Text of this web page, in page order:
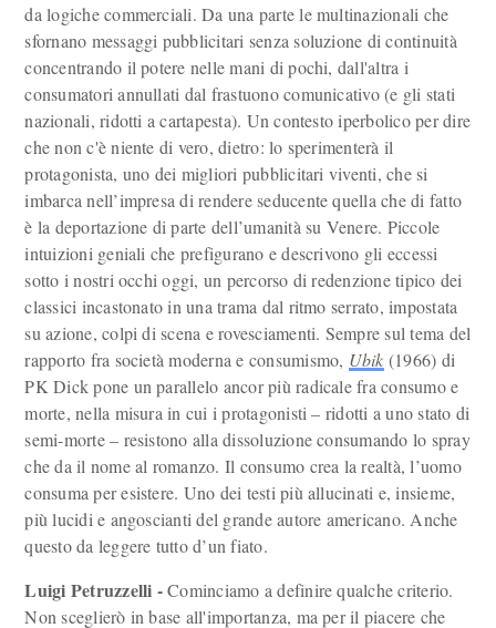
da logiche commerciali. Da una parte le multinazionali che
sfornano messaggi pubblicitari senza soluzione di continuità
concentrando il potere nelle mani di pochi, dall'altra i
consumatori annullati dal frastuono comunicativo (e gli stati
nazionali, ridotti a cartapesta). Un contesto iperbolico per dire
che non c'è niente di vero, dietro: lo sperimenterà il
protagonista, uno dei migliori pubblicitari viventi, che si
imbarca nell’impresa di rendere seducente quella che di fatto
è la deportazione di parte dell’umanità su Venere. Piccole
intuizioni geniali che prefigurano e descrivono gli eccessi
sotto i nostri occhi oggi, un percorso di redenzione tipico dei
classici incastonato in una trama dal ritmo serrato, impostata
su azione, colpi di scena e rovesciamenti. Sempre sul tema del
rapporto fra società moderna e consumismo, Ubik (1966) di
PK Dick pone un parallelo ancor più radicale fra consumo e
morte, nella misura in cui i protagonisti – ridotti a uno stato di
semi-morte – resistono alla dissoluzione consumando lo spray
che da il nome al romanzo. Il consumo crea la realtà, l’uomo
consuma per esistere. Uno dei testi più allucinati e, insieme,
più lucidi e angoscianti del grande autore americano. Anche
questo da leggere tutto d’un fiato.
Luigi Petruzzelli -Cominciamo a definire qualche criterio.
Non sceglierò in base all'importanza, ma per il piacere che